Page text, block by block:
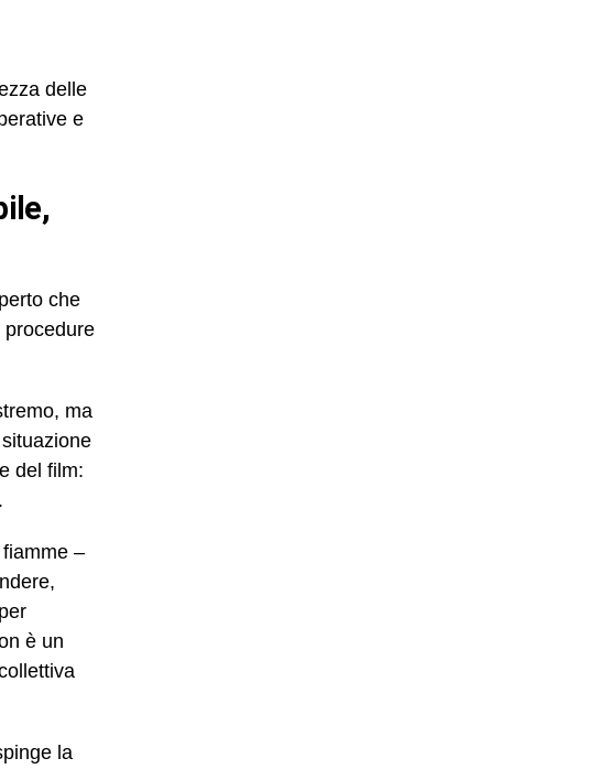
delle
e
che
procedure
ma
del film:
–
è un
la